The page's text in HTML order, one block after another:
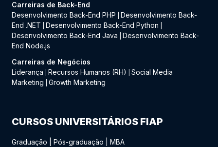
Carreiras de Back-End
Desenvolvimento Back-End PHP
Desenvolvimento Back-
End .NET
Desenvolvimento Back-End Python
Desenvolvimento Back-End Java
Desenvolvimento Back-
End Node.js
Carreiras de Negócios
Liderança
Recursos Humanos (RH)
Social Media
Marketing
Growth Marketing
CURSOS UNIVERSITÁRIOS FIAP
Graduação Pós-graduação MBA